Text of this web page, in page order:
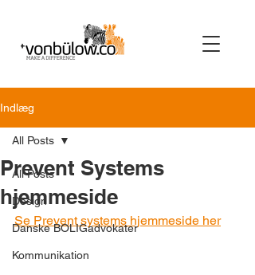
Indlæg
All Posts
Design
Danske BOLIGadvokater
Kommunikation
All Posts
Prevent Systems
hjemmeside
Se Prevent systems hjemmeside her